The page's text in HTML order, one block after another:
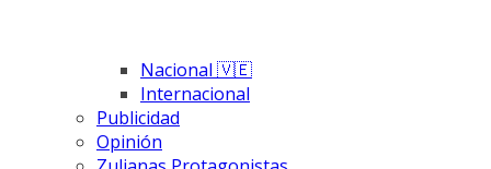
Nacional 🇻🇪
Internacional
Publicidad
Opinión